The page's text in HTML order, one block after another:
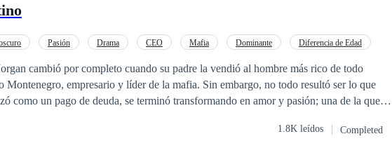
Pasión Drama CEO Mafia Dominante
Diferencia de Edad
cambió por completo cuando su padre la vendió al hombre más rico de todo
y líder de la mafia. Sin embargo, no todo resultó ser lo que
como un pago de deuda, se terminó transformando en amor y pasión; una de la que
1.8K leídos Completed